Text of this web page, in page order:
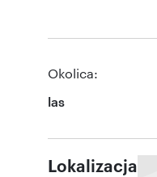
Okolica:
las
Lokalizacja